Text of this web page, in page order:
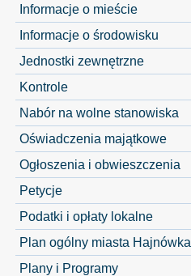
Informacje o mieście
Informacje o środowisku
Jednostki zewnętrzne
Kontrole
Nabór na wolne stanowiska
Oświadczenia majątkowe
Ogłoszenia i obwieszczenia
Petycje
Podatki i opłaty lokalne
Plan ogólny miasta Hajnówka
Plany i Programy